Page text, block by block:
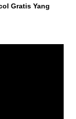
Gratis Yang